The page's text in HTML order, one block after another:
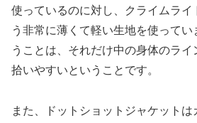
使っているのに対し、クライムライ
う非常に薄くて軽い生地を使って
うことは、それだけ中の身体のラ
拾いやすいということです。
また、ドットショットジャケット